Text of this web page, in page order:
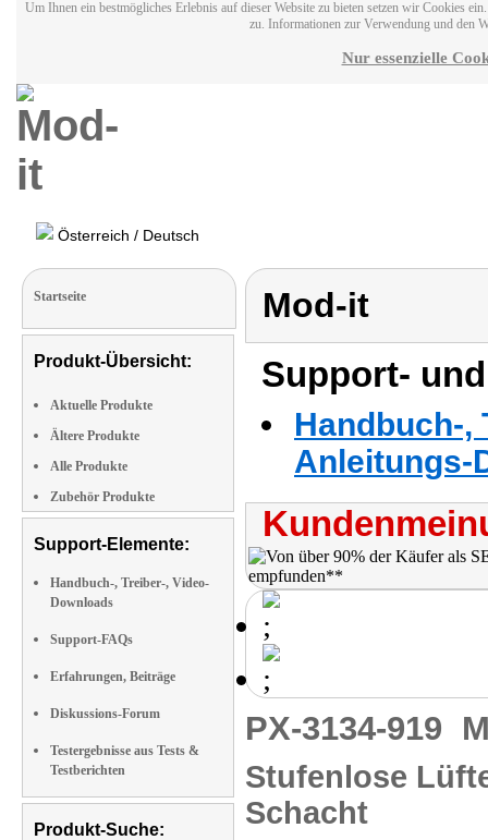
Um Ihnen ein bestmögliches Erlebnis auf dieser Website zu bieten setzen wir Cookies
zu. Informationen zur Verwendung und den
Nur essenzielle
Österreich / Deutsch
Startseite
Produkt-Übersicht:
Aktuelle Produkte
Ältere Produkte
Alle Produkte
Zubehör Produkte
Support-Elemente:
Handbuch-, Treiber-, Video-
Downloads
Support-FAQs
Erfahrungen, Beiträge
Diskussions-Forum
Testergebnisse aus Tests &
Testberichten
Produkt-Suche:
Mod-it
Support-
Handbuch-,
Anleitungs-
PX-3134-919
Stufenlose
Schacht